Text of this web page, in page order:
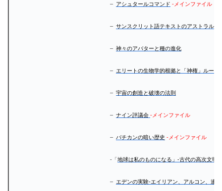
– アシュタールコマンド -メインファイル
– サンスクリット語テキストのアストラルプ
– 神々のアバターと種の進化
– エリートの生物学的根拠と「神権」ルール
– 宇宙の創造と破壊の法則
– ナイン評議会 -メインファイル
– バチカンの暗い歴史 -メインファイル
-「 地球は私のものになる」-古代の高次文明
– エデンの実験-エイリアン、アルコン、連